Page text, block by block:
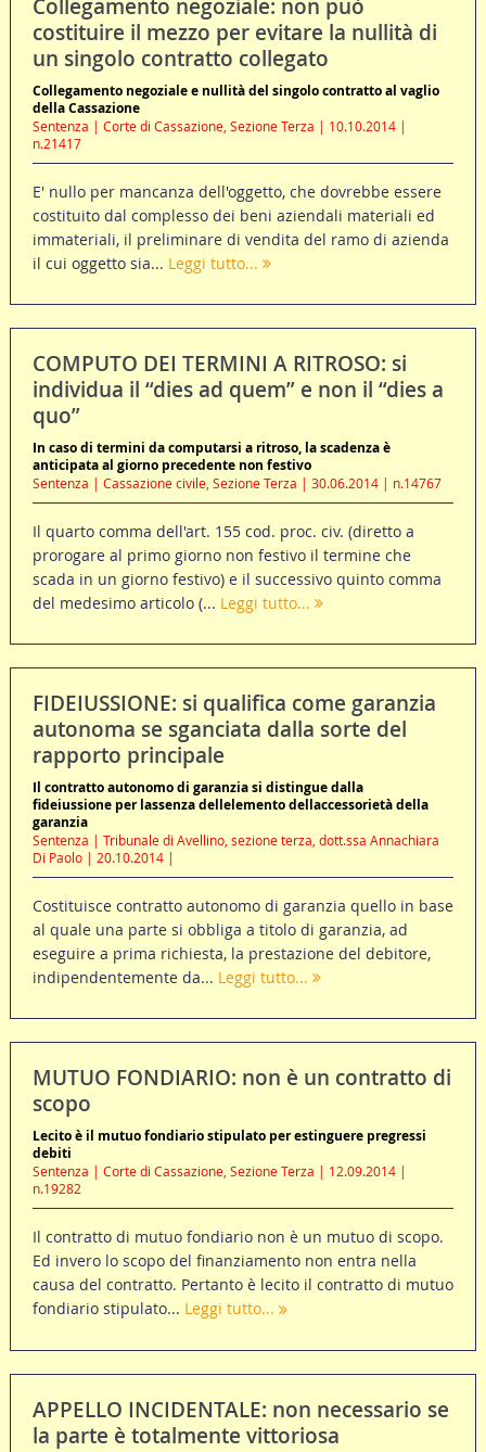
Collegamento negoziale: non può
costituire il mezzo per evitare la nullità di
un singolo contratto collegato
Collegamento negoziale e nullità del singolo contratto al vaglio
della Cassazione
Sentenza | Corte di Cassazione, Sezione Terza | 10.10.2014 |
n.21417
E' nullo per mancanza dell'oggetto, che dovrebbe essere
costituito dal complesso dei beni aziendali materiali ed
immateriali, il preliminare di vendita del ramo di azienda
il cui oggetto sia... Leggi tutto...
COMPUTO DEI TERMINI A RITROSO: si
individua il “dies ad quem” e non il “dies a
quo”
In caso di termini da computarsi a ritroso, la scadenza è
anticipata al giorno precedente non festivo
Sentenza | Cassazione civile, Sezione Terza | 30.06.2014 | n.14767
Il quarto comma dell'art. 155 cod. proc. civ. (diretto a
prorogare al primo giorno non festivo il termine che
scada in un giorno festivo) e il successivo quinto comma
del medesimo articolo (... Leggi tutto...
FIDEIUSSIONE: si qualifica come garanzia
autonoma se sganciata dalla sorte del
rapporto principale
Il contratto autonomo di garanzia si distingue dalla
fideiussione per lassenza dellelemento dellaccessorietà della
garanzia
Sentenza | Tribunale di Avellino, sezione terza, dott.ssa Annachiara
Di Paolo | 20.10.2014 |
Costituisce contratto autonomo di garanzia quello in base
al quale una parte si obbliga a titolo di garanzia, ad
eseguire a prima richiesta, la prestazione del debitore,
indipendentemente da... Leggi tutto...
MUTUO FONDIARIO: non è un contratto di
scopo
Lecito è il mutuo fondiario stipulato per estinguere pregressi
debiti
Sentenza | Corte di Cassazione, Sezione Terza | 12.09.2014 |
n.19282
Il contratto di mutuo fondiario non è un mutuo di scopo.
Ed invero lo scopo del finanziamento non entra nella
causa del contratto. Pertanto è lecito il contratto di mutuo
fondiario stipulato... Leggi tutto...
APPELLO INCIDENTALE: non necessario se
la parte è totalmente vittoriosa